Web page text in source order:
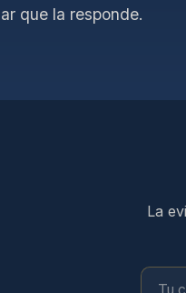
que la responde.
La
Tu